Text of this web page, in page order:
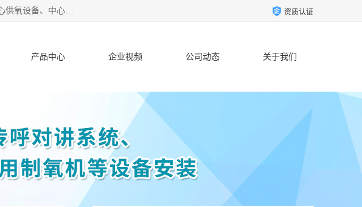
苏信智能科技（苏州）有限公司致力于为各种规模的医院提供医用集中供氧、护理院中心供氧设备带、医用中心供氧设备、中心供氧系统安装、医院中心供氧系统报价等“一条龙”服务。 资质认证
产品中心 企业视频 公司动态 关于我们